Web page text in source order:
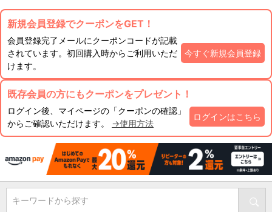
新規会員登録でクーポンをGET！
会員登録完了メールにクーポンコードが記載
されています。初回購入時からご利用いただ
けます。
今すぐ新規会員登録
既存会員の方にもクーポンをプレゼント！
ログイン後、マイページの「クーポンの確認」
からご確認いただけます。 →使用方法
ログインはこちら
キーワードから探す